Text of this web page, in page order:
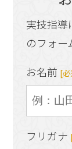
実技指導
のフォー
お名前 [必
フリガナ